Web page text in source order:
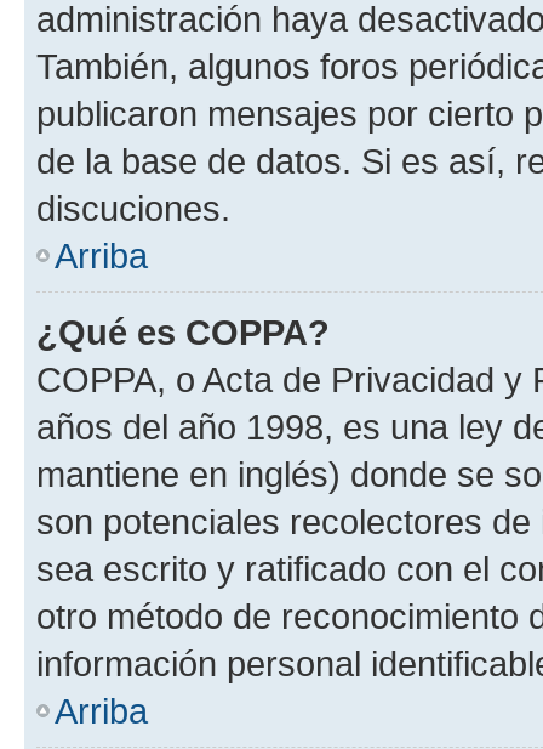
administración haya
También, algunos foros
publicaron mensajes por cierto
de la base de datos. Si es así,
discuciones.
Arriba
¿Qué es COPPA?
COPPA, o Acta de Privacidad
años del año 1998, es una ley
mantiene en inglés) donde se
son potenciales recolectores
sea escrito y ratificado con el
otro método de reconocimiento
información personal
Arriba